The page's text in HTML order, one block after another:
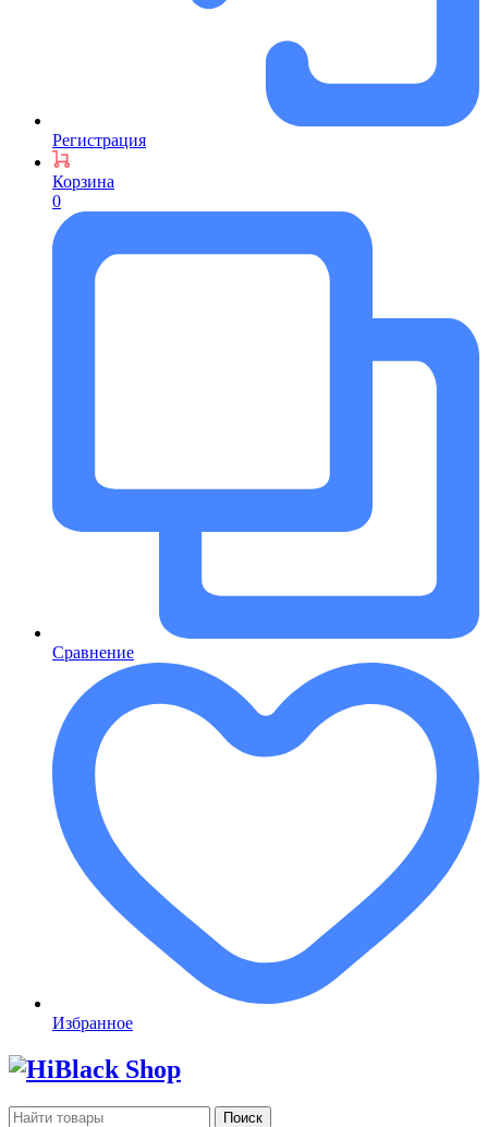
Регистрация
Корзина
0
Сравнение
Избранное
Поиск